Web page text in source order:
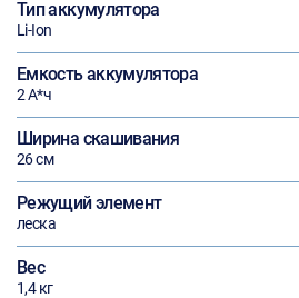
Тип аккумулятора
Li-Ion
Емкость аккумулятора
2 А*ч
Ширина скашивания
26 см
Режущий элемент
леска
Вес
1,4 кг